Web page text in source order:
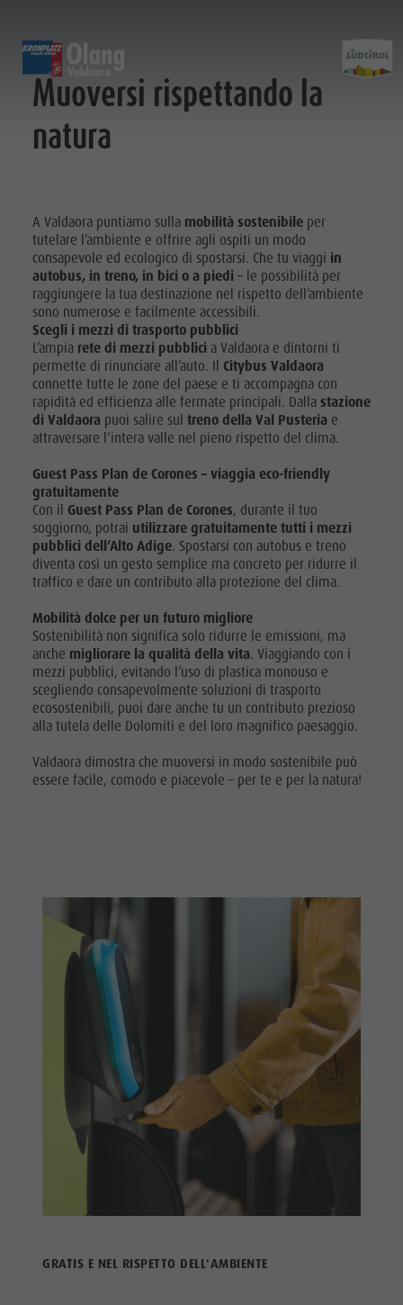
SCOPRIRE PIANIFICARE &
MALGHE &
RIFUGI
PROGRAMMA
SETTIMANALE
PLAN DE
CORONES
TOP EVENTI
SOSTENIBILITÁ,
NATURALMENTE
A-Z Guida
Artigianato
artistico
Fornitori di
servizi
Attrazioni
Ristoranti
Benessere
Cultura
alpina-
Dolomiti
Guide
alpine
Posto Grill
Prodotti
Malghe & Rifugi
Sostenibilitá, naturalmente
A-Z Guida
Artigianato artistico
Artigiani & Fornitori di servizi
Attrazioni
Bar & Ristoranti
Benessere
Cultura alpina-urbana
Dolomiti
Guide alpine
Posto Grill
Prodotti locali
Shopping
Team Olang Card
MTB - Bici
Bike Mike
ESTATE INVERNO
Arrampicare
Guest Pass Plan de Corones
Vacanze senza barriere
Vacanza con cane
Come arrivare
Contatto
Imposta di soggiorno
Meteo
Mobilità locale
Offerte
Prenota vacanza
Webcam
Famiglia & bambini
Kids Area
Kids Area | Estate
Maxiscivolo
Mondo bimbi
Tiro con l'arco
Muoversi rispettando la
natura
A Valdaora puntiamo sulla mobilità sostenibile per
tutelare l’ambiente e offrire agli ospiti un modo
consapevole ed ecologico di spostarsi. Che tu viaggi in
autobus, in treno, in bici o a piedi – le possibilità per
raggiungere la tua destinazione nel rispetto dell’ambiente
sono numerose e facilmente accessibili.
Scegli i mezzi di trasporto pubblici
L’ampia rete di mezzi pubblici a Valdaora e dintorni ti
permette di rinunciare all’auto. Il Citybus Valdaora
connette tutte le zone del paese e ti accompagna con
rapidità ed efficienza alle fermate principali. Dalla stazione
di Valdaora puoi salire sul treno della Val Pusteria e
attraversare l’intera valle nel pieno rispetto del clima.
Guest Pass Plan de Corones – viaggia eco-friendly
gratuitamente
Con il Guest Pass Plan de Corones, durante il tuo
soggiorno, potrai utilizzare gratuitamente tutti i mezzi
pubblici dell’Alto Adige. Spostarsi con autobus e treno
diventa così un gesto semplice ma concreto per ridurre il
traffico e dare un contributo alla protezione del clima.
Mobilità dolce per un futuro migliore
Sostenibilità non significa solo ridurre le emissioni, ma
anche migliorare la qualità della vita. Viaggiando con i
mezzi pubblici, evitando l’uso di plastica monouso e
scegliendo consapevolmente soluzioni di trasporto
ecosostenibili, puoi dare anche tu un contributo prezioso
alla tutela delle Dolomiti e del loro magnifico paesaggio.
Valdaora dimostra che muoversi in modo sostenibile può
essere facile, comodo e piacevole – per te e per la natura!
GRATIS E NEL RISPETTO DELL'AMBIENTE